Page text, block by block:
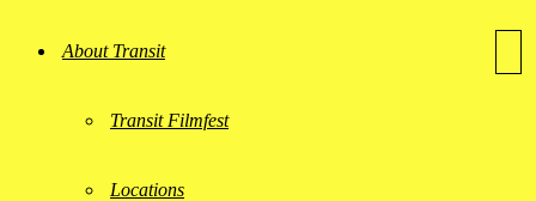
About Transit
Transit Filmfest
Locations